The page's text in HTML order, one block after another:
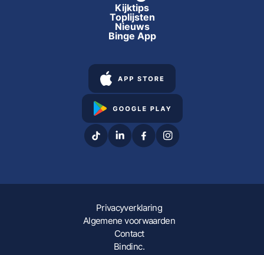
Kijktips
Toplijsten
Nieuws
Binge App
Privacyverklaring
Algemene voorwaarden
Contact
Bindinc.